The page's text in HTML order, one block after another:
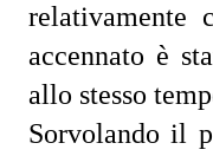
relativamente
accennato è
allo stesso
Sorvolando il